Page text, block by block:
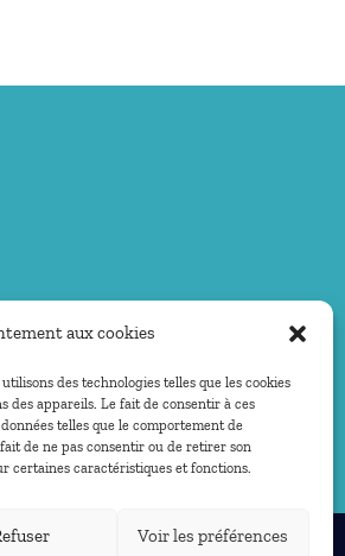
aux cookies
des technologies telles que les cookies
des appareils. Le fait de consentir à ces
telles que le comportement de
de ne pas consentir ou de retirer son
certaines caractéristiques et fonctions.
Voir les préférences